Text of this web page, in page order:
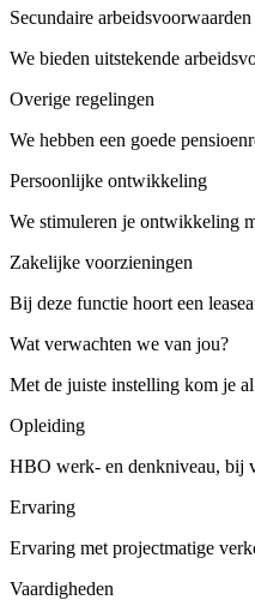
Secundaire arbeidsvoorwaarden
We bieden uitstekende
Overige regelingen
We hebben een goede
Persoonlijke ontwikkeling
We stimuleren je ontwikkeling
Zakelijke voorzieningen
Bij deze functie hoort een
Wat verwachten we van jou?
Met de juiste instelling kom je
Opleiding
HBO werk- en denkniveau, bij
Ervaring
Ervaring met projectmatige
Vaardigheden